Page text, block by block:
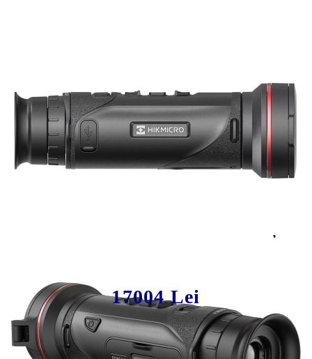
Tweet
17004 Lei
In stoc furnizor, livrare in 4-7 zile lucratoare. Necesita confirmare
telefonica stoc.